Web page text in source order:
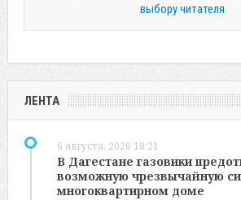
выбору читателя
ЛЕНТА
6 августа, 2026 18:21
В Дагестане газовики
возможную чрезвычайную
многоквартирном доме